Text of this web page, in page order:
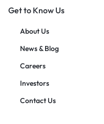
Get to Know Us
About Us
News & Blog
Careers
Investors
Contact Us